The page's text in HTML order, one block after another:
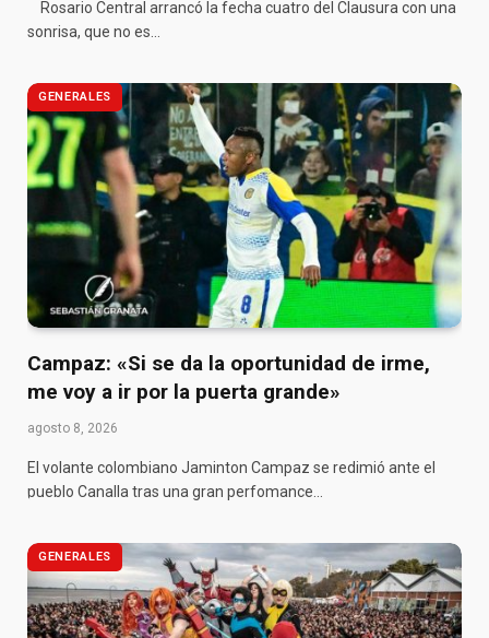
Rosario Central arrancó la fecha cuatro del Clausura con una
sonrisa, que no es…
GENERALES
Campaz: «Si se da la oportunidad de irme,
me voy a ir por la puerta grande»
agosto 8, 2026
El volante colombiano Jaminton Campaz se redimió ante el
pueblo Canalla tras una gran perfomance…
GENERALES